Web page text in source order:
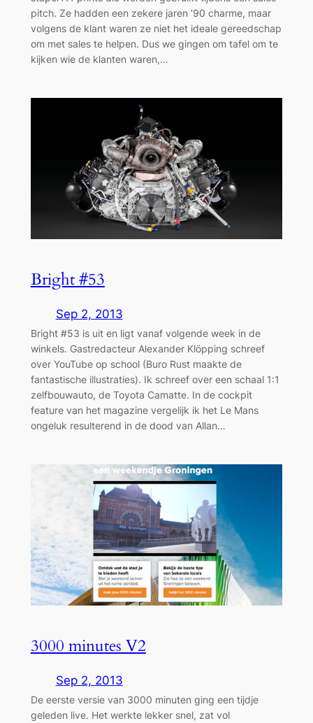
pitch. Ze hadden een zekere jaren ’90 charme, maar
volgens de klant waren ze niet het ideale gereedschap
om met sales te helpen. Dus we gingen om tafel om te
kijken wie de klanten waren,…
Bright #53
Sep 2, 2013
Bright #53 is uit en ligt vanaf volgende week in de
winkels. Gastredacteur Alexander Klöpping schreef
over YouTube op school (Buro Rust maakte de
fantastische illustraties). Ik schreef over een schaal 1:1
zelfbouwauto, de Toyota Camatte. In de cockpit
feature van het magazine vergelijk ik het Le Mans
ongeluk resulterend in de dood van Allan…
3000 minutes V2
Sep 2, 2013
De eerste versie van 3000 minuten ging een tijdje
geleden live. Het werkte lekker snel, zat vol